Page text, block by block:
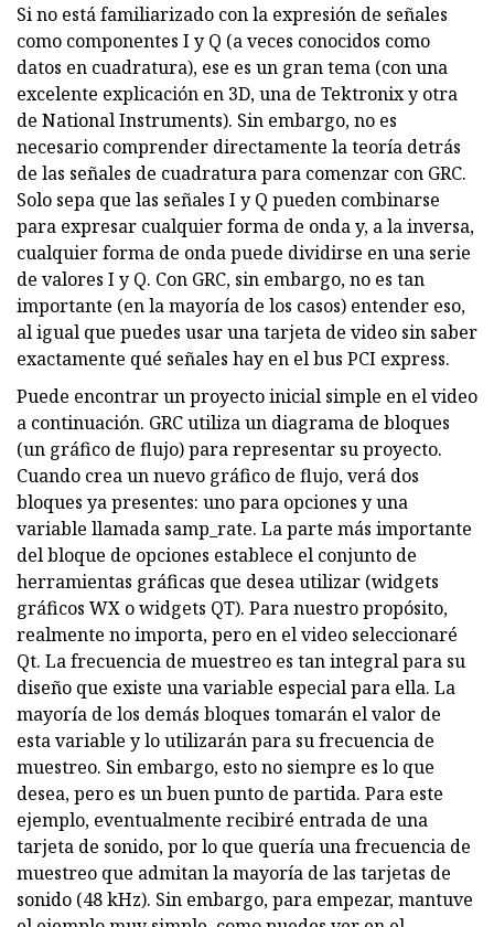
Si no está familiarizado con la expresión de señales
como componentes I y Q (a veces conocidos como
datos en cuadratura), ese es un gran tema (con una
excelente explicación en 3D, una de Tektronix y otra
de National Instruments). Sin embargo, no es
necesario comprender directamente la teoría detrás
de las señales de cuadratura para comenzar con GRC.
Solo sepa que las señales I y Q pueden combinarse
para expresar cualquier forma de onda y, a la inversa,
cualquier forma de onda puede dividirse en una serie
de valores I y Q. Con GRC, sin embargo, no es tan
importante (en la mayoría de los casos) entender eso,
al igual que puedes usar una tarjeta de video sin saber
exactamente qué señales hay en el bus PCI express.
Puede encontrar un proyecto inicial simple en el video
a continuación. GRC utiliza un diagrama de bloques
(un gráfico de flujo) para representar su proyecto.
Cuando crea un nuevo gráfico de flujo, verá dos
bloques ya presentes: uno para opciones y una
variable llamada samp_rate. La parte más importante
del bloque de opciones establece el conjunto de
herramientas gráficas que desea utilizar (widgets
gráficos WX o widgets QT). Para nuestro propósito,
realmente no importa, pero en el video seleccionaré
Qt. La frecuencia de muestreo es tan integral para su
diseño que existe una variable especial para ella. La
mayoría de los demás bloques tomarán el valor de
esta variable y lo utilizarán para su frecuencia de
muestreo. Sin embargo, esto no siempre es lo que
desea, pero es un buen punto de partida. Para este
ejemplo, eventualmente recibiré entrada de una
tarjeta de sonido, por lo que quería una frecuencia de
muestreo que admitan la mayoría de las tarjetas de
sonido (48 kHz). Sin embargo, para empezar, mantuve